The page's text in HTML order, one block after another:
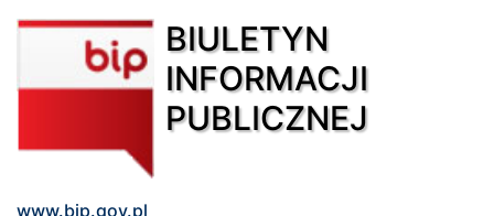
BIULETYN
INFORMACJI
PUBLICZNEJ
www.bip.gov.pl